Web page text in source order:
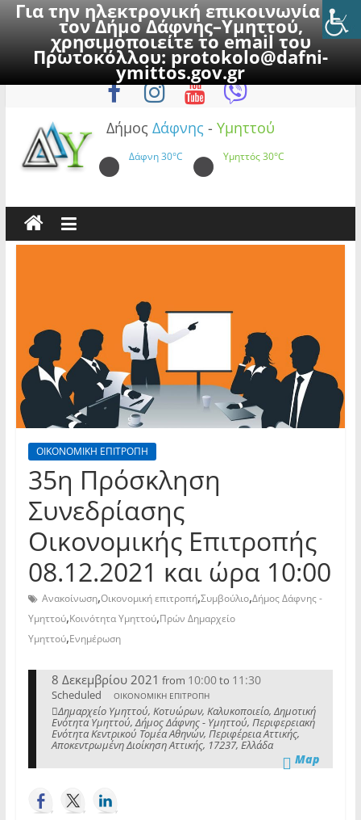
Για την ηλεκτρονική επικοινωνία με
τον Δήμο Δάφνης–Υμηττού,
χρησιμοποιείτε το email του
Πρωτοκόλλου:protokolo@dafni-
ymittos.gov.gr
to
Πέμπτη, 6 Αυγούστου 2026
Δήμος Δάφνης - Υμηττού
Δάφνη30°C Υμηττός30°C
ΟΙΚΟΝΟΜΙΚΗ ΕΠΙΤΡΟΠΗ
35η Πρόσκληση
Συνεδρίασης
Οικονομικής Επιτροπής
08.12.2021 και ώρα 10:00
Ανακοίνωση,Οικονομική επιτροπή,Συμβούλιο,Δήμος Δάφνης -
Υμηττού,Κοινότητα Υμηττού,Πρών Δημαρχείο
Υμηττού,Ενημέρωση
8 Δεκεμβρίου 2021 from 10:00to 11:30
Scheduled ΟΙΚΟΝΟΜΙΚΗ ΕΠΙΤΡΟΠΗ
Δημαρχείο Υμηττού, Κοτυώρων, Καλυκοποιείο, Δημοτική
Ενότητα Υμηττού, Δήμος Δάφνης - Υμηττού, Περιφερειακή
Ενότητα Κεντρικού Τομέα Αθηνών, Περιφέρεια Αττικής,
Αποκεντρωμένη Διοίκηση Αττικής, 17237, Ελλάδα
Map